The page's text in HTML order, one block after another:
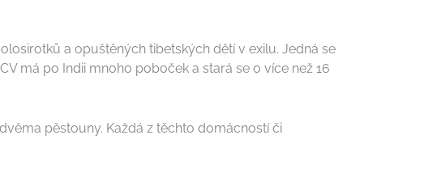
a opuštěných tibetských dětí v exilu. Jedná se
má po Indii mnoho poboček a stará se o více než 16
pěstouny. Každá z těchto domácností či